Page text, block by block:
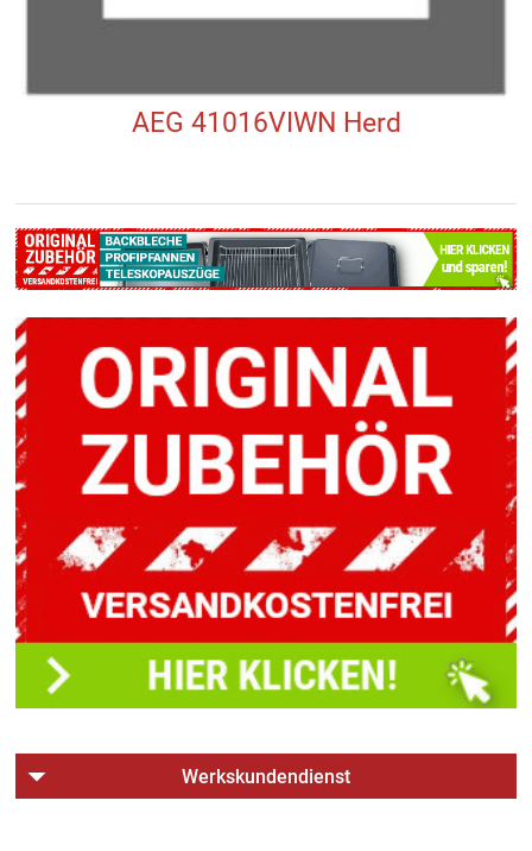
AEG 41016VIWN Herd
Werkskundendienst